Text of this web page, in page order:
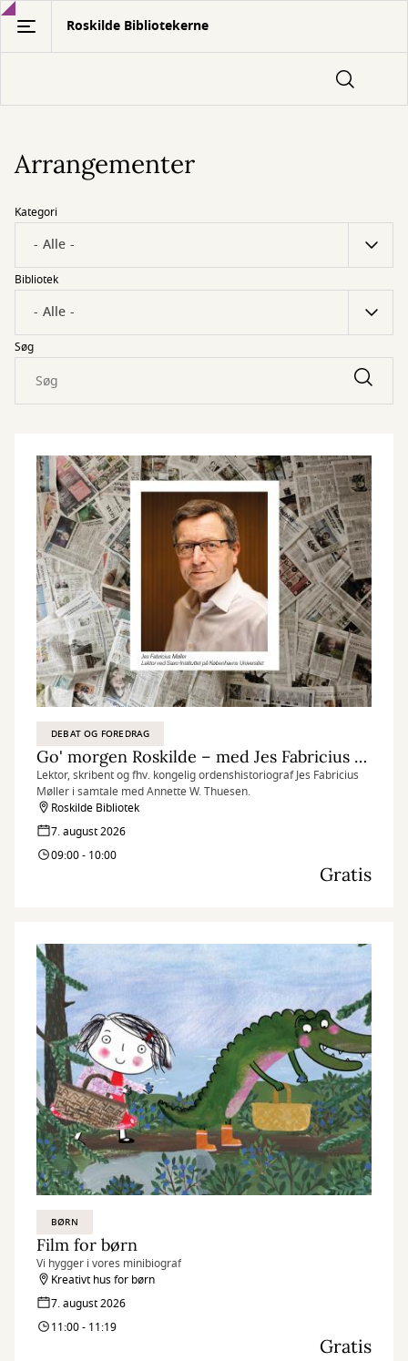
Gå
hovedindhold
Roskilde Bibliotekerne
Arrangementer
Kategori
Bibliotek
Søg
DEBAT OG FOREDRAG
Go' morgen Roskilde – med Jes Fabricius Møller
Lektor, skribent og fhv. kongelig ordenshistoriograf Jes Fabricius
Møller i samtale med Annette W. Thuesen.
Roskilde Bibliotek
7. august 2026
09:00 - 10:00
Gratis
BØRN
Film for børn
Vi hygger i vores minibiograf
Kreativt hus for børn
7. august 2026
11:00 - 11:19
Gratis